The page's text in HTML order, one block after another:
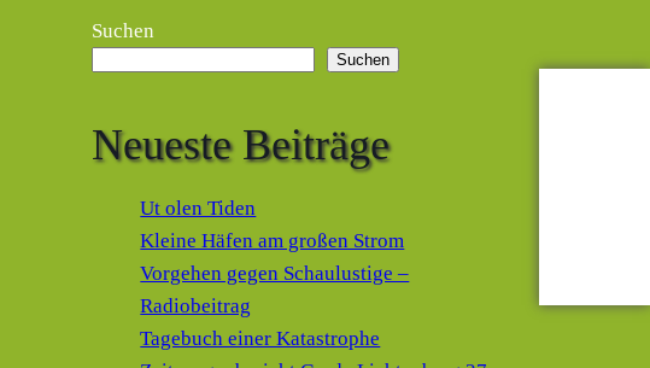
Suchen
Suchen
Neueste Beiträge
Ut olen Tiden
Kleine Häfen am großen Strom
Vorgehen gegen Schaulustige –
Radiobeitrag
Tagebuch einer Katastrophe